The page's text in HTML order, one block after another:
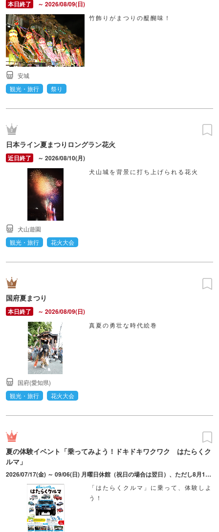
～ 2026/08/09(日)
竹飾りがまつりの醍醐味！
安城
観光・旅行
祭り
日本ライン夏まつりロングラン花火
～ 2026/08/10(月)
犬山城を背景に打ち上げられる花火
犬山遊園
観光・旅行
花火大会
国府夏まつり
～ 2026/08/09(日)
真夏の勇壮な時代絵巻
国府(愛知県)
観光・旅行
花火大会
夏の体験イベント「乗ってみよう！ドキドキワクワク はたらくク
ルマ」
2026/07/17(金) ～ 09/06(日) 月曜日休館（祝日の場合は翌日）、ただし8月10日（月）は開館。詳細は同館ホームページを参照。
「はたらくクルマ」に乗って、体験しよ
う！